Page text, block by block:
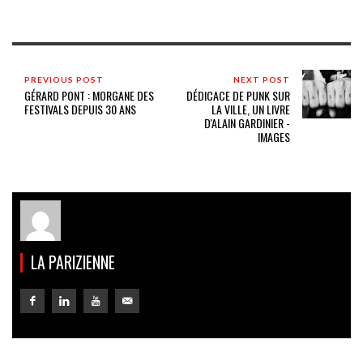
PREVIOUS POST
GÉRARD PONT : MORGANE DES
FESTIVALS DEPUIS 30 ANS
NEXT POST
DÉDICACE DE PUNK SUR
LA VILLE, UN LIVRE
D'ALAIN GARDINIER -
IMAGES
LA PARIZIENNE